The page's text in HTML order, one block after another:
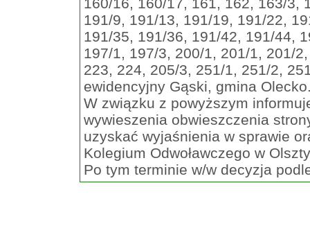
160/16, 160/17, 161, 162, 163/3,
191/9, 191/13, 191/19, 191/22,
191/35, 191/36, 191/42, 191/44,
197/1, 197/3, 200/1, 201/1, 201/
223, 224, 205/3, 251/1, 251/2,
ewidencyjny Gąski, gmina
W związku z powyższym
wywieszenia obwieszczenia
uzyskać wyjaśnienia w sprawie
Kolegium Odwoławczego w
Po tym terminie w/w decyzja